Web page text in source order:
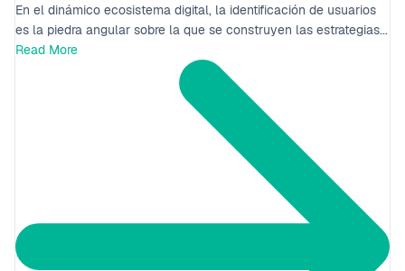
En el dinámico ecosistema digital, la identificación de usuarios
es la piedra angular sobre la que se construyen las estrategias...
Read More